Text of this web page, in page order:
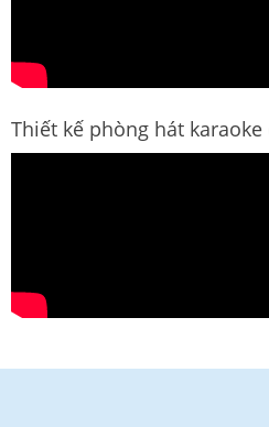
Thiết kế phòng hát karaoke